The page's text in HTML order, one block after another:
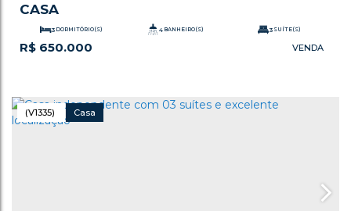
CASA
R$ 650.000
3 DORMITÓRIO(S) 4 BANHEIRO(S) 3 SUÍTE(S)
TOTAL:
360.00m² ÚTIL:
(V1335) Casa